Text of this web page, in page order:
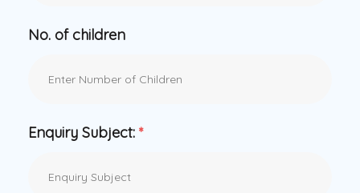
No. of children
Enquiry Subject: *